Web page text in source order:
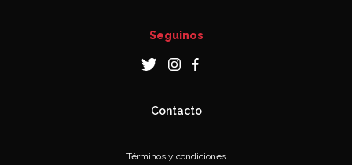
Seguinos
Contacto
Términos y condiciones